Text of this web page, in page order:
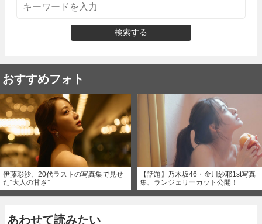
検索する
おすすめフォト
伊藤彩沙、20代ラストの写真集で見せ
た“大人の甘さ”
【話題】乃木坂46・金川紗耶1st写真
集、ランジェリーカット公開！
あわせて読みたい